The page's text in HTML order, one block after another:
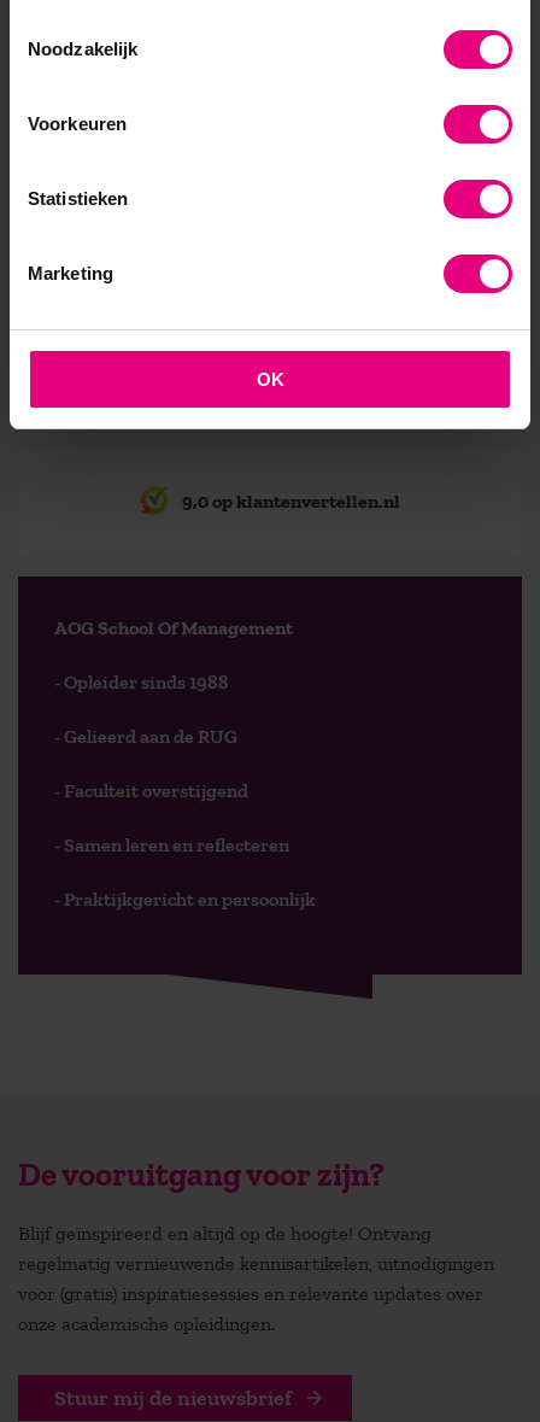
Noodzakelijk
Voorkeuren
Statistieken
Marketing
OK
heeft van de omgeving waarin hij het meest effectief
onderwijs, dat ook nog eens gericht is op de groei
Oriënteert u zich op een MBA en bent u
deelnemers? Neemt u dan gerust contact met ons
op via 088 556 10 00 of per mail via
9,0 op klantenvertellen.nl
AOG School Of Management
- Opleider sinds 1988
- Gelieerd aan de RUG
- Faculteit overstijgend
- Samen leren en reflecteren
- Praktijkgericht en persoonlijk
De vooruitgang voor zijn?
Blijf geïnspireerd en altijd op de hoogte! Ontvang
regelmatig vernieuwende kennisartikelen, uitnodigingen
voor (gratis) inspiratiesessies en relevante updates over
onze academische opleidingen.
Stuur mij de nieuwsbrief